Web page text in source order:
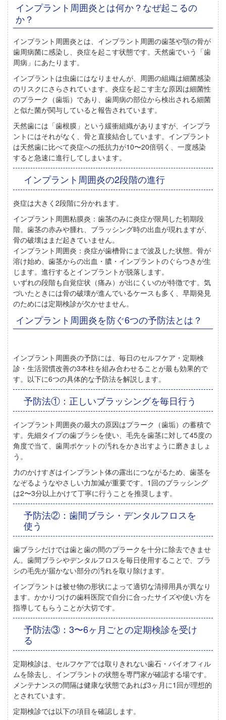
インプラント周囲炎とは何か？なぜ起こるの
か？
インプラント周囲炎とは、インプラント周囲の歯茎や顎の骨が
歯周病菌に感染し、炎症を起こす状態です。 天然歯でいう「歯
周病」にあたります。
インプラントは虫歯にはなりませんが、周囲の組織は細菌感染
のリスクにさらされています。炎症を起こす主な原因は細菌性
のプラーク（歯垢）であり、歯周病の部位から検出される細菌
と似た菌が関与していると報告されています。
天然歯には「歯根膜」という緩衝組織がありますが、インプラ
ントにはそれがなく、骨と直接結合しています。 インプラント
は天然歯に比べて炎症への抵抗力が10〜20倍弱く、一度感染
すると急速に進行してしまいます。
インプラント周囲炎の2段階の進行
炎症は大きく2段階に分かれます。
インプラント周囲粘膜炎：歯茎のみに炎症が限局した初期段
階。歯茎の赤みや腫れ、ブラッシング時の出血が現れますが、
骨の破壊はまだ起きていません。
インプラント周囲炎：炎症が歯槽骨にまで波及した状態。骨が
溶け始め、歯茎からの出血・膿・インプラントのぐらつきが生
じます。進行するとインプラントが脱落します。
いずれの段階も 自覚症状（痛み）が出にくいのが特徴です。気
づいたときには骨の破壊が進んでいるケースも多く、早期発見
のためには定期検診が欠かせません。
インプラント周囲炎を防ぐ6つの予防法とは？
インプラント周囲炎の予防には、毎日のセルフケア・定期検
診・生活習慣改善の3本柱を組み合わせることが最も効果的で
す。 以下に6つの具体的な予防法を解説します。
予防法①：正しいブラッシングを毎日行う
インプラント周囲炎の最大の原因はプラーク（歯垢）の蓄積で
す。先細タイプの歯ブラシを使い、毛先を歯茎に対して45度の
角度で当て、歯周ポケットの汚れをかき出すように磨きましょ
う。
力のかけすぎはインプラント体の露出につながるため、歯茎を
なぞるようなやさしい力加減が重要です。1回のブラッシング
は2〜3分以上かけて丁寧に行うことを推奨します。
予防法②：歯間ブラシ・デンタルフロスを
使う
歯ブラシだけでは歯と歯の間のプラークを十分に除去できませ
ん。歯間ブラシやデンタルフロスを毎日使用することで、ブラ
シの毛先が届かない部分の汚れを取り除けます。
インプラントは被せ物の形状によって適切な清掃用具が異なり
ます。かかりつけの歯科医院で自分に合ったサイズや使い方を
指導してもらうことが大切です。
予防法③：3〜6ヶ月ごとの定期検診を受け
る
定期検診は、セルフケアでは取りきれない歯石・バイオフィル
ムを除去し、インプラントの状態を専門家が確認する場です。
メンテナンスの間隔は健康な状態であれば3ヶ月に1回が理想的
とされています。
定期検診では以下の項目を確認します。